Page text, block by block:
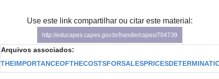
Banco Central do Brasil
Use este link compartilhar ou citar este material:
http://educapes.capes.gov.br/handle/capes/704739
Arquivos associados: